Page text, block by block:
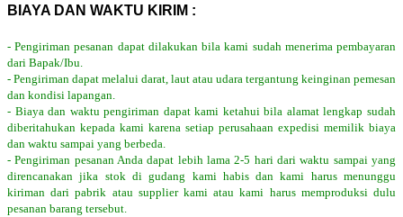
BIAYA DAN WAKTU KIRIM :
- Pengiriman pesanan dapat dilakukan bila kami sudah menerima pembayaran
dari Bapak/Ibu.
- Pengiriman dapat melalui darat, laut atau udara tergantung keinginan pemesan
dan kondisi lapangan.
- Biaya dan waktu pengiriman dapat kami ketahui bila alamat lengkap sudah
diberitahukan kepada kami karena setiap perusahaan expedisi memilik biaya
dan waktu sampai yang berbeda.
- Pengiriman pesanan Anda dapat lebih lama 2-5 hari dari waktu sampai yang
direncanakan jika stok di gudang kami habis dan kami harus menunggu
kiriman dari pabrik atau supplier kami atau kami harus memproduksi dulu
pesanan barang tersebut.